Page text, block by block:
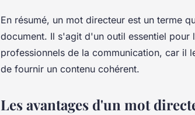
En résumé, un mot directeur est un terme
document. Il s'agit d'un outil essentiel pour
professionnels de la communication, car il
de fournir un contenu cohérent.
Les avantages d'un mot